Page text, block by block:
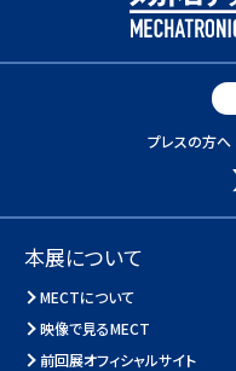
プレスの方へ
本展について
MECTについて
映像で見るMECT
前回展オフィシャルサイト